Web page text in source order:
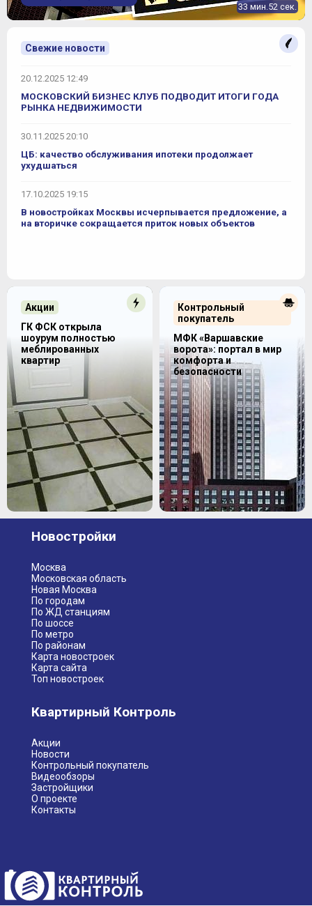
33 мин.52 сек.
Свежие новости
20.12.2025 12:49
МОСКОВСКИЙ БИЗНЕС КЛУБ ПОДВОДИТ ИТОГИ ГОДА
РЫНКА НЕДВИЖИМОСТИ
30.11.2025 20:10
ЦБ: качество обслуживания ипотеки продолжает
ухудшаться
17.10.2025 19:15
В новостройках Москвы исчерпывается предложение, а
на вторичке сокращается приток новых объектов
Контрольный
покупатель
МФК «Варшавские
ворота»: портал в мир
комфорта и
безопасности
Акции
ГК ФСК открыла
шоурум полностью
меблированных
квартир
Новостройки
Москва
Московская область
Новая Москва
По городам
По ЖД станциям
По шоссе
По метро
По районам
Карта новостроек
Карта сайта
Топ новостроек
Квартирный Контроль
Акции
Новости
Контрольный покупатель
Видеообзоры
Застройщики
О проекте
Контакты